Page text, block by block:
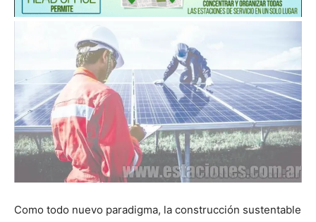
Como todo nuevo paradigma, la construcción sustentable